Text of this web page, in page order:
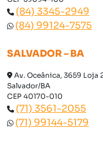
(84) 3345-2949
(84) 99124-7575
SALVADOR – BA
Av. Oceânica, 3659 Loja
Salvador/BA
CEP 40170-010
(71) 3561-2055
(71) 99144-5179